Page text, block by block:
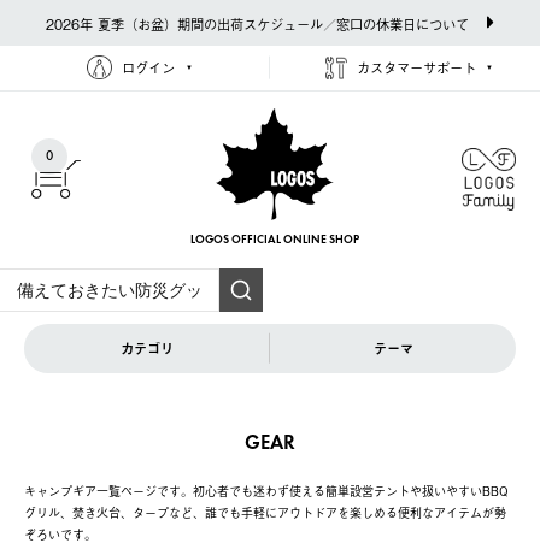
2026年 夏季（お盆）期間の出荷スケジュール／窓口の休業日について
ログイン カスタマーサポート
0
LOGOS OFFICIAL ONLINE SHOP
カテゴリ テーマ
GEAR
キャンプギア一覧ページです。初心者でも迷わず使える簡単設営テントや扱いやすいBBQ
グリル、焚き火台、タープなど、誰でも手軽にアウトドアを楽しめる便利なアイテムが勢
ぞろいです。